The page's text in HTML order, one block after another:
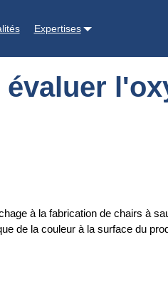
Expertises
à la fabrication de chairs à
de la couleur à la surface du